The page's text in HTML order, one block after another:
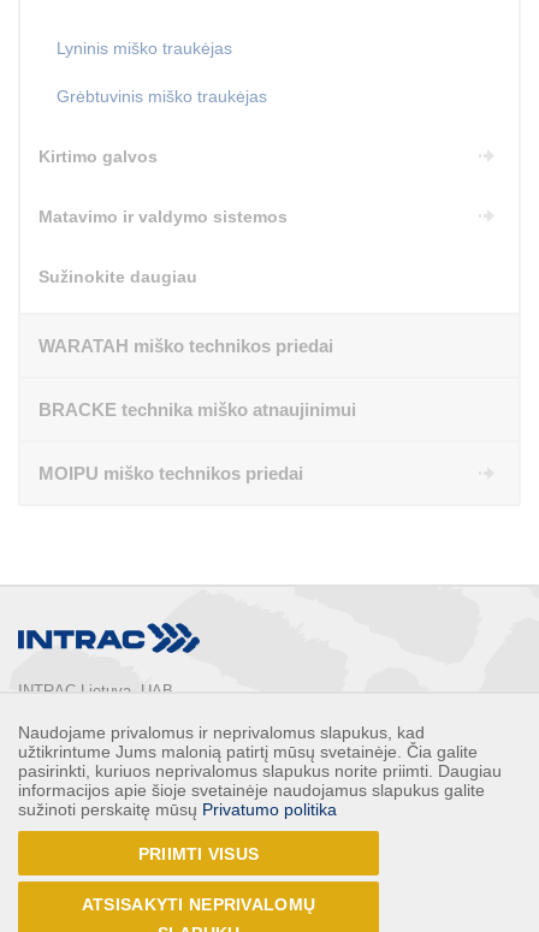
Lyninis miško traukėjas
Grėbtuvinis miško traukėjas
Kirtimo galvos
Matavimo ir valdymo sistemos
Sužinokite daugiau
WARATAH miško technikos priedai
BRACKE technika miško atnaujinimui
MOIPU miško technikos priedai
INTRAC Lietuva, UAB
Vilnius, Lietuva
Telefonas: +370 5 2132248
Faksas: +370 5 2132247
E-paštas: info@intrac.lt
VISI KONTAKTAI
Naudojame privalomus ir neprivalomus slapukus, kad
užtikrintume Jums malonią patirtį mūsų svetainėje. Čia galite
pasirinkti, kuriuos neprivalomus slapukus norite priimti. Daugiau
informacijos apie šioje svetainėje naudojamus slapukus galite
sužinoti perskaitę mūsų Privatumo politika
PRIIMTI VISUS
ATSISAKYTI NEPRIVALOMŲ